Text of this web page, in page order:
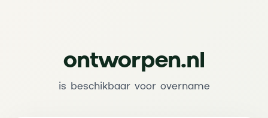
ontworpen.nl
is beschikbaar voor overname